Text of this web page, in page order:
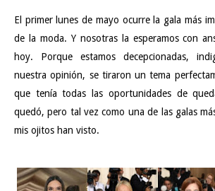
El primer lunes de mayo ocurre la gala más
de la moda. Y nosotras la esperamos con
hoy. Porque estamos decepcionadas,
nuestra opinión, se tiraron un tema
que tenía todas las oportunidades de
quedó, pero tal vez como una de las galas
mis ojitos han visto.